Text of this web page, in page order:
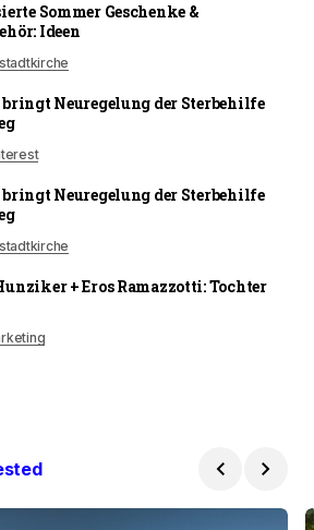
Sommer Geschenke &
Ideen
bringt Neuregelung der Sterbehilfe
bringt Neuregelung der Sterbehilfe
+ Eros Ramazzotti: Tochter